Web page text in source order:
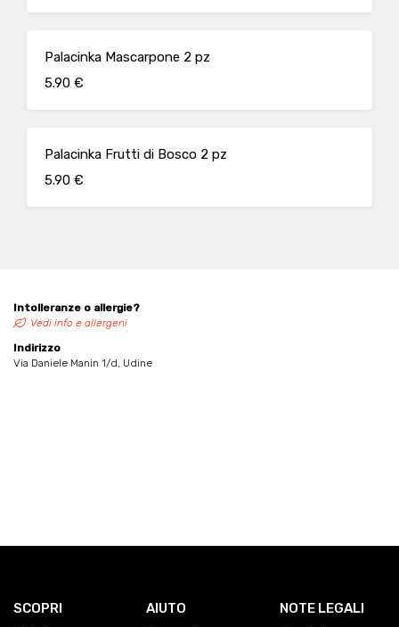
Palacinka Mascarpone 2 pz
5.90 €
Palacinka Frutti di Bosco 2 pz
5.90 €
Intolleranze o allergie?
Vedi info e allergeni
Indirizzo
Via Daniele Manin 1/d, Udine
SCOPRI AIUTO NOTE LEGALI